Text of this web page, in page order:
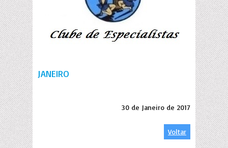
JANEIRO
30 de Janeiro de 2017
Voltar